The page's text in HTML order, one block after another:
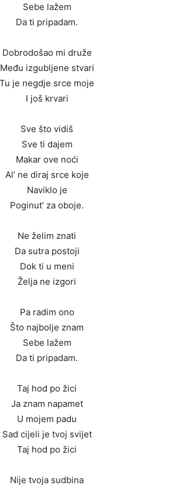
Sebe lažem
Da ti pripadam.
Dobrodošao mi druže
Među izgubljene stvari
Tu je negdje srce moje
I još krvari
Sve što vidiš
Sve ti dajem
Makar ove noći
Al’ ne diraj srce koje
Naviklo je
Poginut’ za oboje.
Ne želim znati
Da sutra postoji
Dok ti u meni
Želja ne izgori
Pa radim ono
Što najbolje znam
Sebe lažem
Da ti pripadam.
Taj hod po žici
Ja znam napamet
U mojem padu
Sad cijeli je tvoj svijet
Taj hod po žici
Nije tvoja sudbina